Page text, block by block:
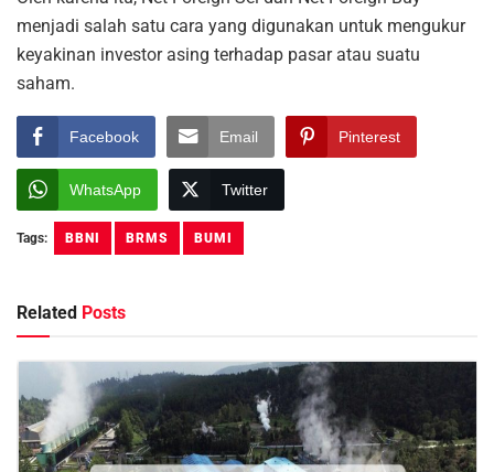
menjadi salah satu cara yang digunakan untuk mengukur
keyakinan investor asing terhadap pasar atau suatu
saham.
Facebook Email Pinterest
WhatsApp Twitter
Tags: BBNI BRMS BUMI
Related Posts